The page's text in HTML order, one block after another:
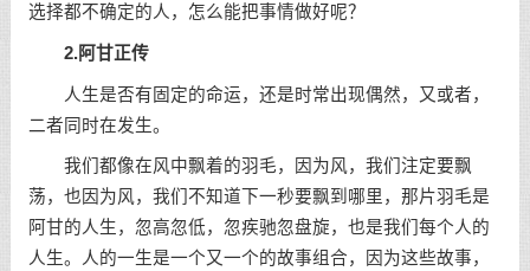
选择都不确定的人，怎么能把事情做好呢？
2.阿甘正传
人生是否有固定的命运，还是时常出现偶然，又或者，
二者同时在发生。
我们都像在风中飘着的羽毛，因为风，我们注定要飘
荡，也因为风，我们不知道下一秒要飘到哪里，那片羽毛是
阿甘的人生，忽高忽低，忽疾驰忽盘旋，也是我们每个人的
人生。人的一生是一个又一个的故事组合，因为这些故事，